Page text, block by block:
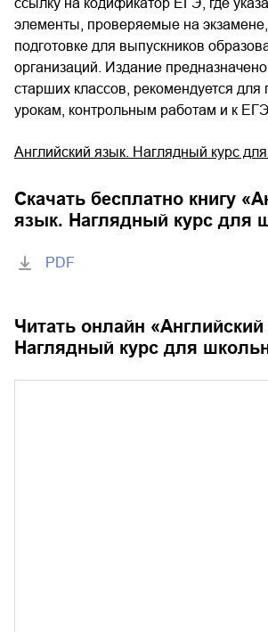
элементы, проверяемые на
подготовке для выпускников
организаций. Издание
старших классов, рекомендуется для
урокам, контрольным работам и к ЕГЭ.
Английский язык. Наглядный курс
Скачать бесплатно книгу «
язык. Наглядный курс для
PDF
Читать онлайн «
Наглядный курс для